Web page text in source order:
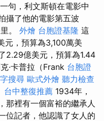
句，利文斯頓在電影中
攝了他的電影第五波
。 外燴 台胞證基隆 這
元，預算為3,100萬美
2.29億美元，預算為1.44
·卡普拉（Frank 台胞證
搜尋 歐式外燴 聽力檢查
台中整復推薦 1934年，
那裡有一個富裕的繼承人
位記者，他認識了女人的